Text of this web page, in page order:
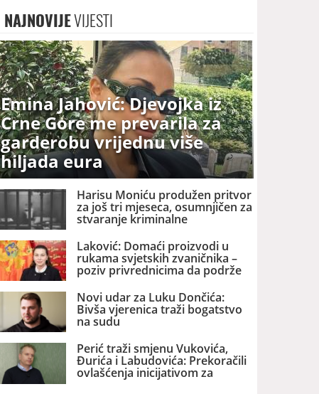
NAJNOVIJEVIJESTI
Emina Jahović: Djevojka iz
Crne Gore me prevarila za
garderobu vrijednu više
hiljada eura
Harisu Moniću produžen pritvor
za još tri mjeseca, osumnjičen za
stvaranje kriminalne
organizacije i šverc narkotika
Laković: Domaći proizvodi u
rukama svjetskih zvaničnika –
poziv privrednicima da podrže
promociju Crne Gore
Novi udar za Luku Dončića:
Bivša vjerenica traži bogatstvo
na sudu
Perić traži smjenu Vukovića,
Đurića i Labudovića: Prekoračili
ovlašćenja inicijativom za
promjenu naziva NB